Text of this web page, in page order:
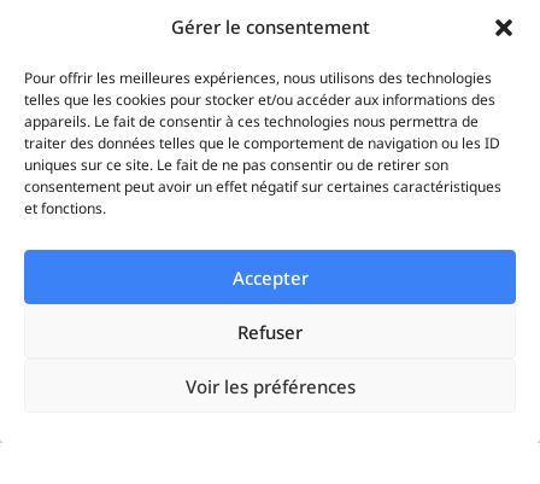
Gérer le consentement
Pour offrir les meilleures expériences, nous utilisons des technologies
telles que les cookies pour stocker et/ou accéder aux informations des
appareils. Le fait de consentir à ces technologies nous permettra de
traiter des données telles que le comportement de navigation ou les ID
uniques sur ce site. Le fait de ne pas consentir ou de retirer son
consentement peut avoir un effet négatif sur certaines caractéristiques
et fonctions.
Accepter
Refuser
Voir les préférences
iAds
Solutions
Startups
Enterprises